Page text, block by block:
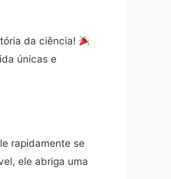
da ciência!
únicas e
rapidamente se
ele abriga uma